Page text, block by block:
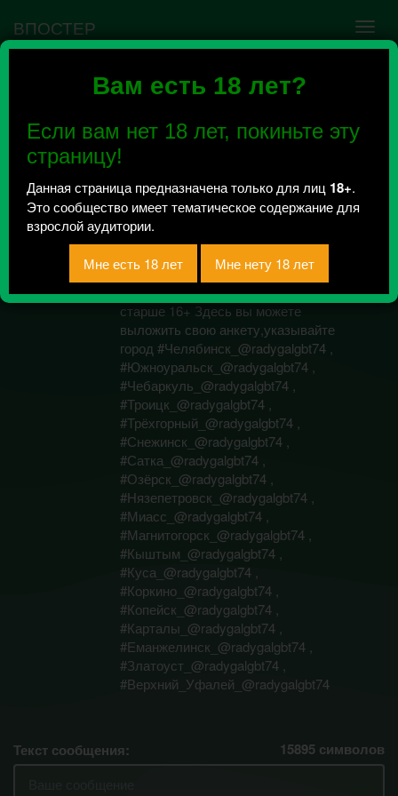
Вам есть 18 лет?
Если вам нет 18 лет, покиньте эту
страницу!
Данная страница предназначена только для лиц 18+.
Это сообщество имеет тематическое содержание для
взрослой аудитории.
ВПОСТЕР
Ошибка VK API #5
сообщества нужно авторизоваться на сервисе
повторно.
Я с Радуги ЛГБТ
Всего 2, за сегодня 0 сообщений
отправлено / Рейтинг 1
Внимание сообщество для лиц
старше 16+ Здесь вы можете
выложить свою анкету,указывайте
город #Челябинск_@radygalgbt74 ,
#Южноуральск_@radygalgbt74 ,
#Чебаркуль_@radygalgbt74 ,
#Троицк_@radygalgbt74 ,
#Трёхгорный_@radygalgbt74 ,
#Снежинск_@radygalgbt74 ,
#Сатка_@radygalgbt74 ,
#Озёрск_@radygalgbt74 ,
#Нязепетровск_@radygalgbt74 ,
#Миасс_@radygalgbt74 ,
#Магнитогорск_@radygalgbt74 ,
#Кыштым_@radygalgbt74 ,
#Куса_@radygalgbt74 ,
#Коркино_@radygalgbt74 ,
#Копейск_@radygalgbt74 ,
#Карталы_@radygalgbt74 ,
#Еманжелинск_@radygalgbt74 ,
#Златоуст_@radygalgbt74 ,
#Верхний_Уфалей_@radygalgbt74
Текст сообщения: 15895 символов